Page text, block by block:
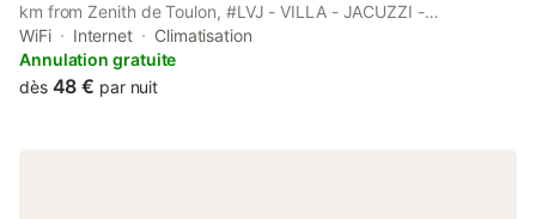
km from Zenith de Toulon, #LVJ - VILLA - JACUZZI -
TERRASSES - CLIM & BBQ - La Valette-du-Var offers a garden
and air conditioning.
WiFi Internet
Climatisation
Annulation gratuite
dès 48 € par nuit